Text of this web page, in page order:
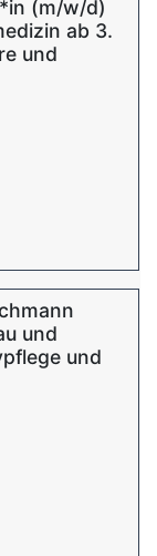
(m/w/d)
ab 3.
und
und
und